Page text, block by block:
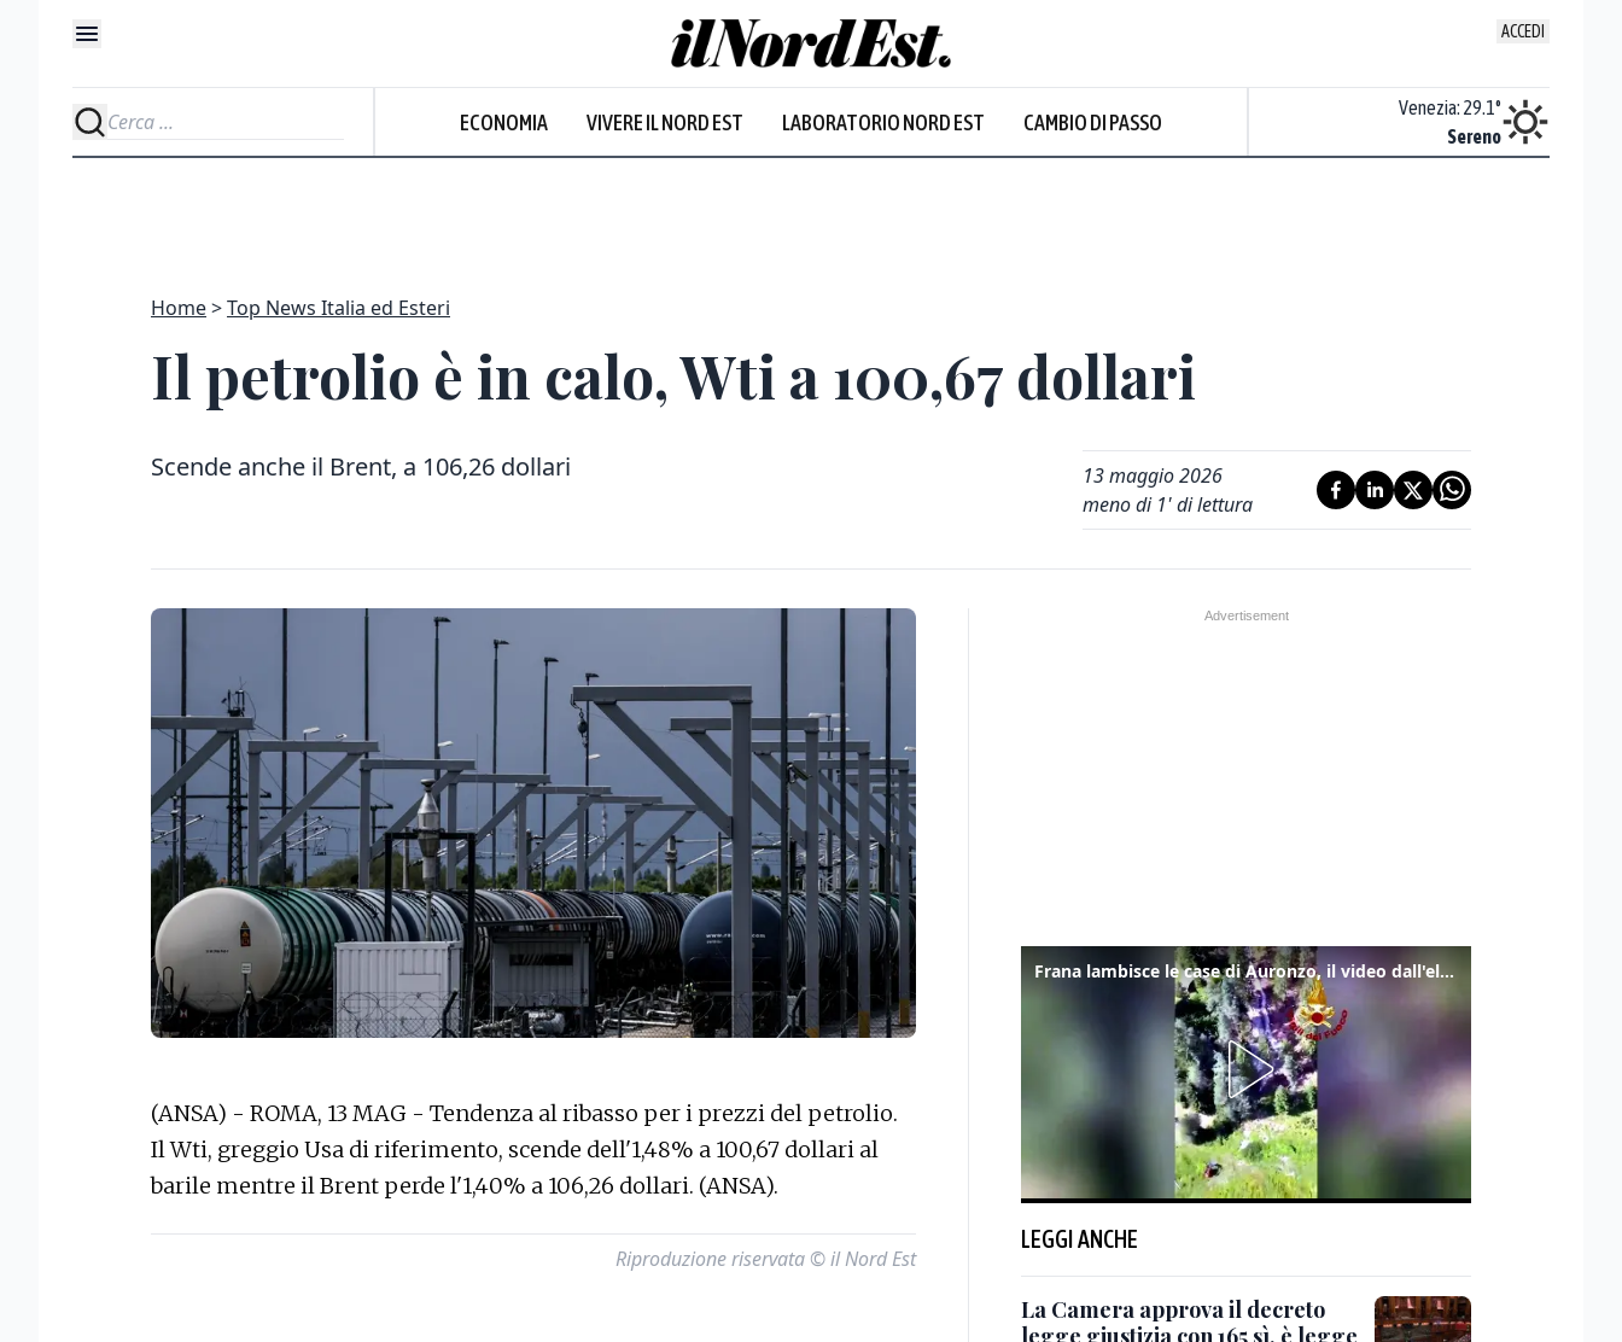
ACCEDI
ECONOMIA VIVERE IL NORD EST LABORATORIO NORD EST CAMBIO DI PASSO
Sereno
Venezia: 29.1°
Sereno
Home Top News Italia ed Esteri
Il petrolio è in calo, Wti a 100,67 dollari
Scende anche il Brent, a 106,26 dollari
13 maggio 2026
meno di 1' di lettura
(ANSA) - ROMA, 13 MAG - Tendenza al ribasso per i prezzi del petrolio.
Il Wti, greggio Usa di riferimento, scende dell'1,48% a 100,67 dollari al
barile mentre il Brent perde l'1,40% a 106,26 dollari. (ANSA).
Riproduzione riservata © il Nord Est
Frana lambisce le case di Auronzo, il video dall'elicottero dei vigili del fuoco
LEGGI ANCHE
La Camera approva il decreto
legge giustizia con 165 sì, è legge